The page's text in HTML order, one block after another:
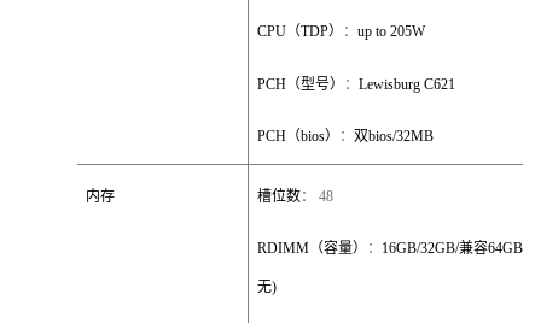
CPU （TDP） ：up to 205W
PCH （型号） ：Lewisburg C621
PCH （bios） ：双bios/32MB
内存 槽位数： 48
RDIMM （容量） ： 16GB/32GB/兼容
无)